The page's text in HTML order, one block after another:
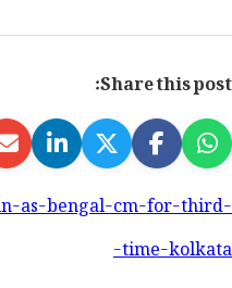
Share this post:
as-bengal-cm-for-third-
time-kolkata-